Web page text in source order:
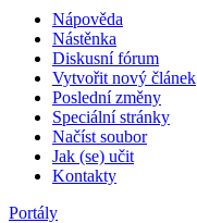
Nápověda
Nástěnka
Diskusní fórum
Vytvořit nový článek
Poslední změny
Speciální stránky
Načíst soubor
Jak (se) učit
Kontakty
Portály